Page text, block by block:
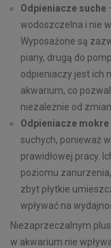
Odpieniacze suche
wodoszczelna i nie
Wyposażone są
piany, drugą do
odpieniaczy jest ich
akwarium, co
niezależnie od
Odpieniacze mokre
suchych, ponieważ
prawidłowej pracy.
poziomu
zbyt płytkie
wpływać na
Niezaprzeczalnym
w akwarium nie